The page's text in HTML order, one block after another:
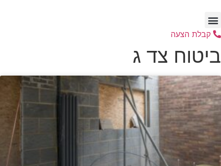
לתוכן
קבלת הצעה
ביטוח צד ג